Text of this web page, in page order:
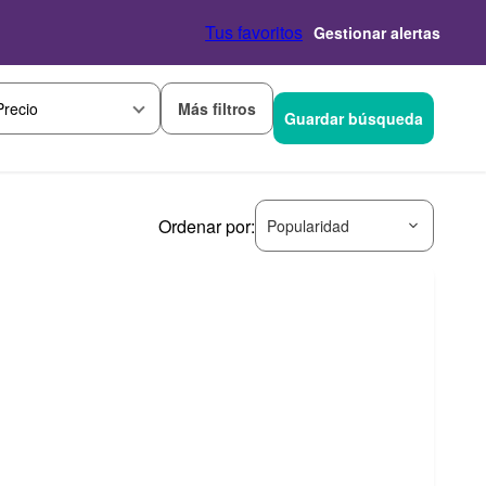
Tus favoritos Gestionar alertas
Más filtros Guardar búsqueda
Ordenar por: Popularidad